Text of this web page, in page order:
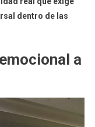
dentro de las
a